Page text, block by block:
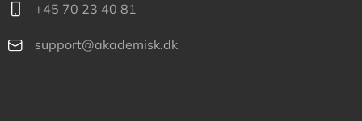
+45 70 23 40 81
support@akademisk.dk